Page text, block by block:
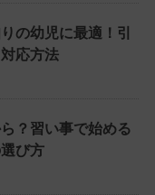
の幼児に最適！引
応方法
？習い事で始める
び方